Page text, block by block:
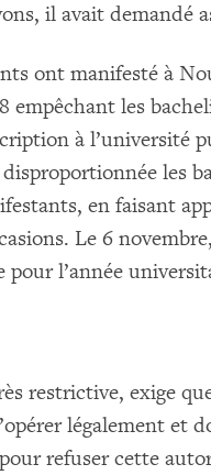
il avait demandé
ont manifesté à
empêchant les
à l’université
les
en faisant
Le 6
l’année
restrictive, exige
légalement et
refuser cette